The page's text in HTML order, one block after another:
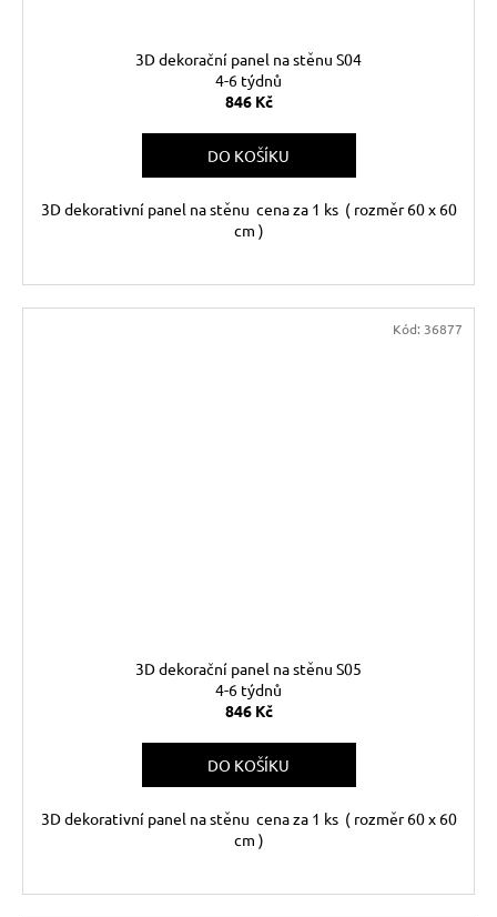
3D dekorační panel na stěnu S04
4-6 týdnů
846 Kč
DO KOŠÍKU
3D dekorativní panel na stěnu cena za 1 ks ( rozměr 60 x 60
cm )
3D dekorační panel na stěnu S05
4-6 týdnů
846 Kč
DO KOŠÍKU
3D dekorativní panel na stěnu cena za 1 ks ( rozměr 60 x 60
cm )
Kód: 36877